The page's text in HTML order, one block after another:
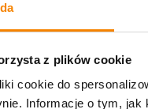
z plików cookie
cookie do
Informacje o tym,